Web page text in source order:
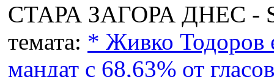
СТАРА ЗАГОРА ДНЕС -
темата: * Живко Тодоров
мандат с 68,63% от